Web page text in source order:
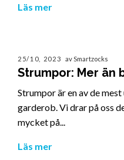
Läs mer
25/10, 2023 av Smartzocks
Strumpor: Mer än
Strumpor är en av de
garderob. Vi drar på oss
mycket på...
Läs mer